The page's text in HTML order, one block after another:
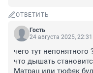
ОТВЕТИТЬ
Гость
24 августа 2025, 22:31
чего тут непонятного
что дышать
Матрац или тюфяк